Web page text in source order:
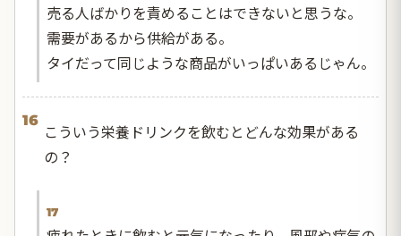
売る人ばかりを責めることはできないと思うな。
需要があるから供給がある。
タイだって同じような商品がいっぱいあるじゃん。
16
こういう栄養ドリンクを飲むとどんな効果がある
の？
17